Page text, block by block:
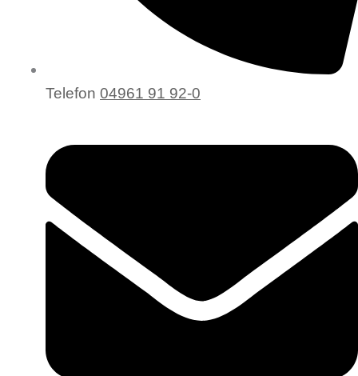
Telefon 04961 91 92-0